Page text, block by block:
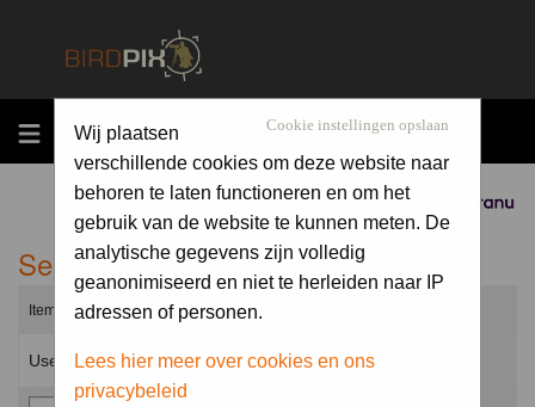
MENU
Sponsored by
Cookie instellingen opslaan
Wij plaatsen
verschillende cookies om deze website naar
behoren te laten functioneren en om het
gebruik van de website te kunnen meten. De
analytische gegevens zijn volledig
geanonimiseerd en niet te herleiden naar IP
adressen of personen.
Lees hier meer over cookies en ons
privacybeleid
Send me a new password
Items marked with a * are required unless stated otherwise.
Username: *